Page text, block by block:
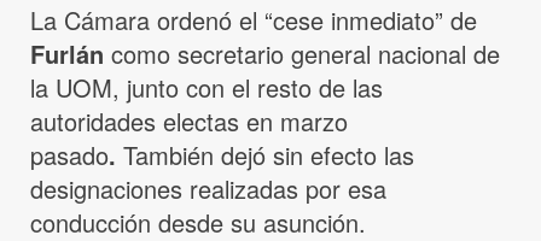
La Cámara ordenó el “cese inmediato” de
Furlán como secretario general nacional de
la UOM, junto con el resto de las
autoridades electas en marzo
pasado. También dejó sin efecto las
designaciones realizadas por esa
conducción desde su asunción.